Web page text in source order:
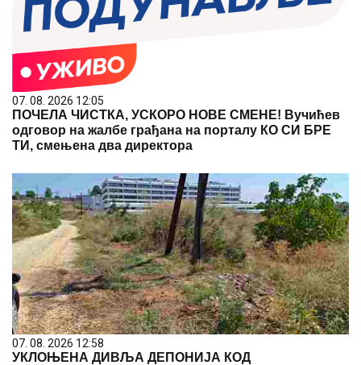
07. 08. 2026 12:05
ПОЧЕЛА ЧИСТКА, УСКОРО НОВЕ СМЕНЕ! Вучићев
одговор на жалбе грађана на порталу КО СИ БРЕ
ТИ, смењена два директора
07. 08. 2026 12:58
УКЛОЊЕНА ДИВЉА ДЕПОНИЈА КОД